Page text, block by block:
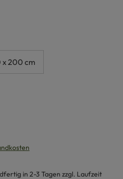
x 200 cm
in 2-3 Tagen zzgl. Laufzeit